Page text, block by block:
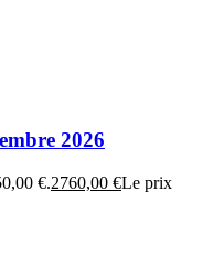
2026
€.2760,00 €Le prix